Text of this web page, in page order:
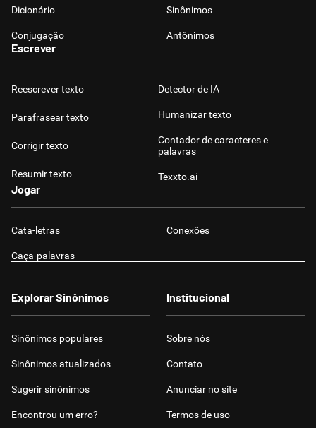
Dicionário Sinônimos
Conjugação Antônimos
Escrever
Reescrever texto
Parafrasear texto
Corrigir texto
Resumir texto
Detector de IA
Humanizar texto
Contador de caracteres e
palavras
Texxto.ai
Jogar
Cata-letras Conexões
Caça-palavras
Explorar Sinônimos
Sinônimos populares
Sinônimos atualizados
Sugerir sinônimos
Encontrou um erro?
Institucional
Sobre nós
Contato
Anunciar no site
Termos de uso